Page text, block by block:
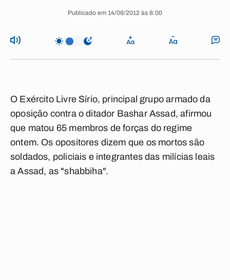
Publicado em 14/08/2012 às 8:00
O Exército Livre Sírio, principal grupo armado da
oposição contra o ditador Bashar Assad, afirmou
que matou 65 membros de forças do regime
ontem. Os opositores dizem que os mortos são
soldados, policiais e integrantes das milícias leais
a Assad, as "shabbiha".